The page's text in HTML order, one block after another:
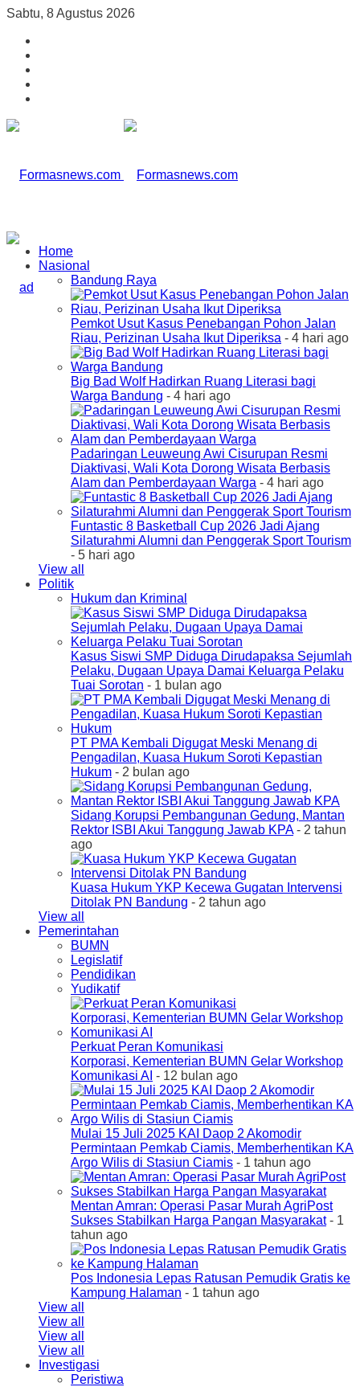
Sabtu, 8 Agustus 2026
Home
Nasional
Bandung Raya
Pemkot Usut Kasus Penebangan Pohon Jalan
Riau, Perizinan Usaha Ikut Diperiksa - 4 hari ago
Big Bad Wolf Hadirkan Ruang Literasi bagi
Warga Bandung - 4 hari ago
Padaringan Leuweung Awi Cisurupan Resmi
Diaktivasi, Wali Kota Dorong Wisata Berbasis
Alam dan Pemberdayaan Warga - 4 hari ago
Funtastic 8 Basketball Cup 2026 Jadi Ajang
Silaturahmi Alumni dan Penggerak Sport Tourism
- 5 hari ago
View all
Politik
Hukum dan Kriminal
Kasus Siswi SMP Diduga Dirudapaksa Sejumlah
Pelaku, Dugaan Upaya Damai Keluarga Pelaku
Tuai Sorotan - 1 bulan ago
PT PMA Kembali Digugat Meski Menang di
Pengadilan, Kuasa Hukum Soroti Kepastian
Hukum - 2 bulan ago
Sidang Korupsi Pembangunan Gedung, Mantan
Rektor ISBI Akui Tanggung Jawab KPA- 2 tahun
ago
Kuasa Hukum YKP Kecewa Gugatan Intervensi
Ditolak PN Bandung - 2 tahun ago
View all
Pemerintahan
BUMN
Legislatif
Pendidikan
Yudikatif
Perkuat Peran Komunikasi
Korporasi, Kementerian BUMN Gelar Workshop
Komunikasi AI - 12 bulan ago
Mulai 15 Juli 2025 KAI Daop 2 Akomodir
Permintaan Pemkab Ciamis, Memberhentikan KA
Argo Wilis di Stasiun Ciamis - 1 tahun ago
Mentan Amran: Operasi Pasar Murah AgriPost
Sukses Stabilkan Harga Pangan Masyarakat- 1
tahun ago
Pos Indonesia Lepas Ratusan Pemudik Gratis ke
Kampung Halaman - 1 tahun ago
View all
View all
View all
View all
Investigasi
Peristiwa